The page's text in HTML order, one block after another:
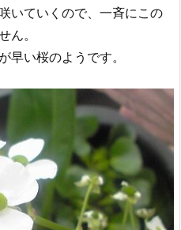
いていくので、一斉にこの
ん。
早い桜のようです。